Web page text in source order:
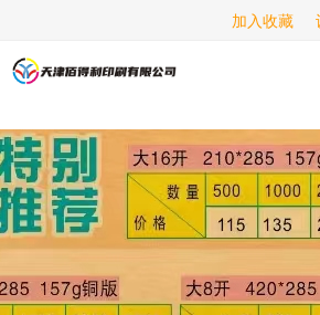
加入收藏
海报印刷
服务项目
经营范围
设备展示
新闻动态